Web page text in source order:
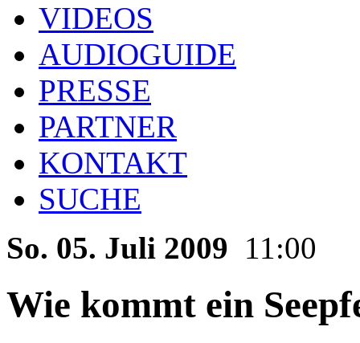
VIDEOS
AUDIOGUIDE
PRESSE
PARTNER
KONTAKT
SUCHE
So. 05. Juli 2009 11:00
Wie kommt ein